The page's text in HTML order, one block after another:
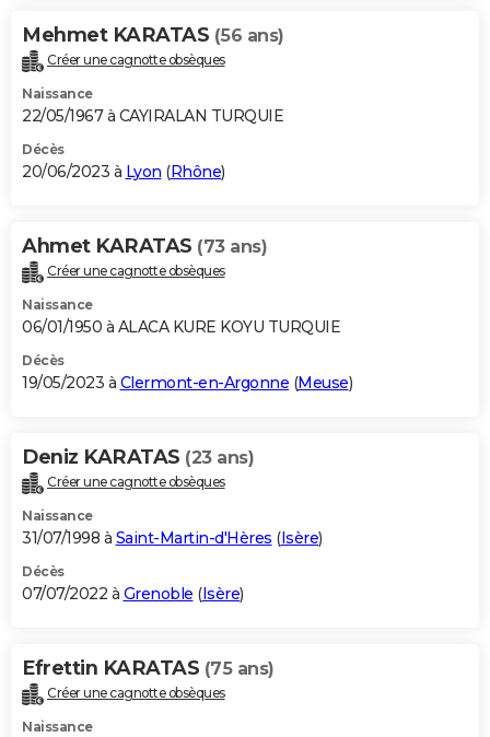
Mehmet KARATAS (56 ans)
Créer une cagnotte obsèques
Naissance
22/05/1967 à CAYIRALAN TURQUIE
Décès
20/06/2023 à Lyon (Rhône)
Ahmet KARATAS (73 ans)
Créer une cagnotte obsèques
Naissance
06/01/1950 à ALACA KURE KOYU TURQUIE
Décès
19/05/2023 à Clermont-en-Argonne (Meuse)
Deniz KARATAS (23 ans)
Créer une cagnotte obsèques
Naissance
31/07/1998 à Saint-Martin-d'Hères (Isère)
Décès
07/07/2022 à Grenoble (Isère)
Efrettin KARATAS (75 ans)
Créer une cagnotte obsèques
Naissance